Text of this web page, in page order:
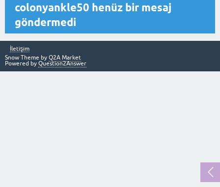
colonyankle50 henüz bir mesaj
göndermedi
İletişim
Snow Theme by Q2A Market
Powered by Question2Answer